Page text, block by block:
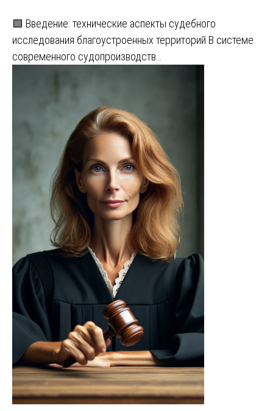
🟩 Введение: технические аспекты судебного
исследования благоустроенных территорий В системе
современного судопроизводств…